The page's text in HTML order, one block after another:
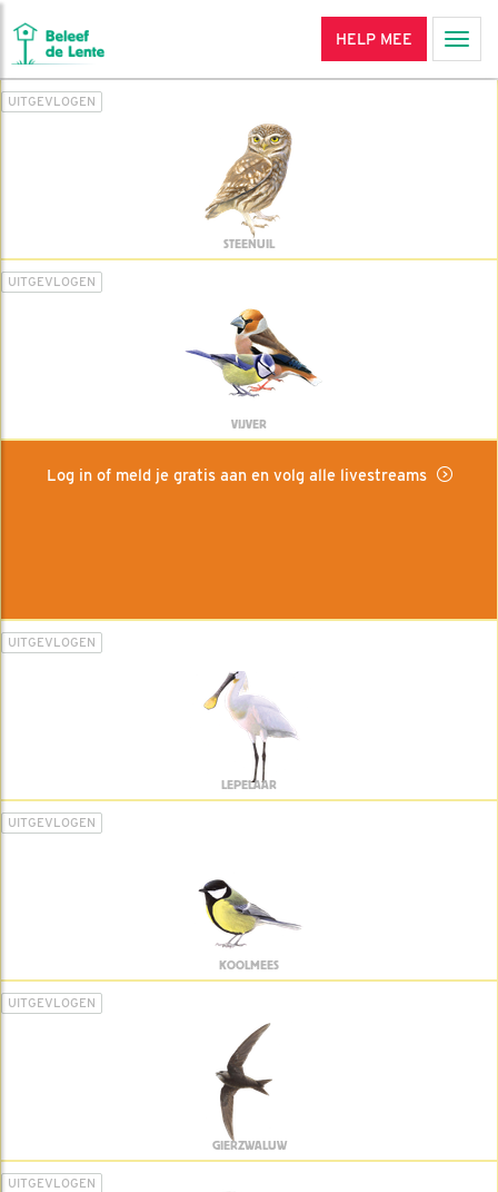
HELP MEE
UITGEVLOGEN
STEENUIL
UITGEVLOGEN
VIJVER
Log in of meld je gratis aan en volg alle livestreams
UITGEVLOGEN
LEPELAAR
UITGEVLOGEN
KOOLMEES
UITGEVLOGEN
GIERZWALUW
UITGEVLOGEN